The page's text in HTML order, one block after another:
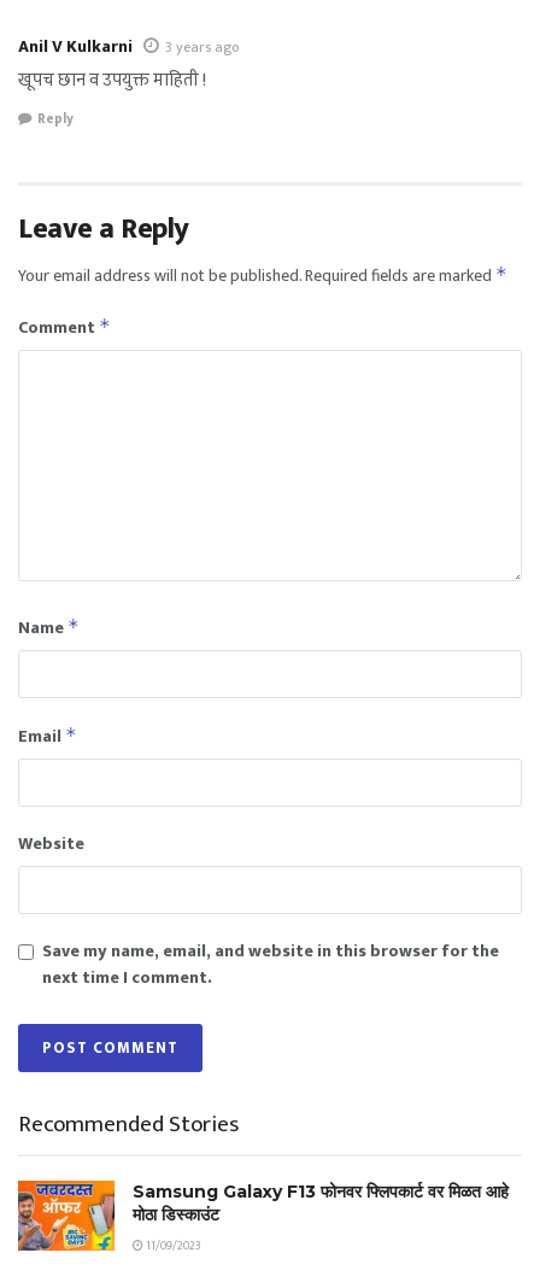
Anil V Kulkarni 3 years ago
खूपच छान व उपयुक्त माहिती !
Reply
Leave a Reply
Your email address will not be published.Required fields are marked *
Comment *
Name *
Email *
Website
Save my name, email, and website in this browser for the
next time I comment.
Recommended Stories
Samsung Galaxy F13 फोनवर फ्लिपकार्ट वर मिळत आहे
मोठा डिस्काउंट
11/09/2023